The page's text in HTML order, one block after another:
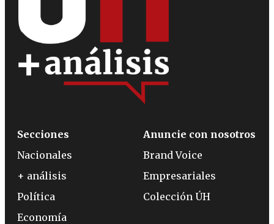
Secciones
Nacionales
+ análisis
Política
Economía
Anuncie con nosotros
Brand Voice
Empresariales
Colección ÚH